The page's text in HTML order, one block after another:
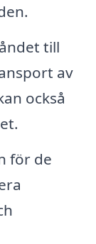
till
av
också
för de